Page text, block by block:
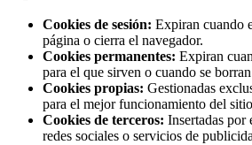
Cookies de sesión: Expiran cuando
página o cierra el navegador.
Cookies permanentes: Expiran
para el que sirven o cuando se
Cookies propias: Gestionadas
para el mejor funcionamiento del
Cookies de terceros: Insertadas por
redes sociales o servicios de